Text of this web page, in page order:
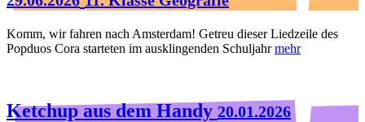
Komm, wir fahren nach Amsterdam! Getreu dieser Liedzeile des
Popduos Cora starteten im ausklingenden Schuljahrmehr
Ketchup aus dem Handy 20.01.2026